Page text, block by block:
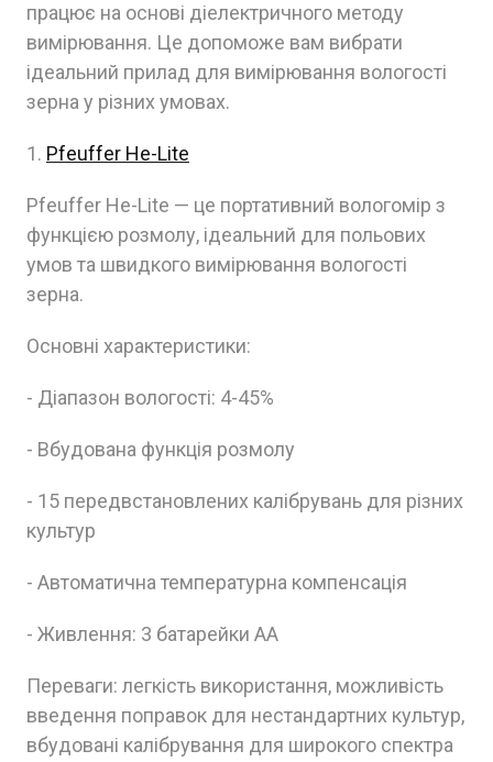
працює на основі діелектричного методу
вимірювання. Це допоможе вам вибрати
ідеальний прилад для вимірювання вологості
зерна у різних умовах.
1. Pfeuffer He-Lite
Pfeuffer He-Lite — це портативний вологомір з
функцією розмолу, ідеальний для польових
умов та швидкого вимірювання вологості
зерна.
Основні характеристики:
- Діапазон вологості: 4-45%
- Вбудована функція розмолу
- 15 передвстановлених калібрувань для різних
культур
- Автоматична температурна компенсація
- Живлення: 3 батарейки AA
Переваги: легкість використання, можливість
введення поправок для нестандартних культур,
вбудовані калібрування для широкого спектра